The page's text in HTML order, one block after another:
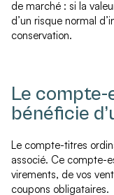
de marché : si la
d’un risque normal
conservation.
Le compte-
bénéficie
Le compte-titres
associé. Ce compte-
virements, de vos
coupons obligataires.